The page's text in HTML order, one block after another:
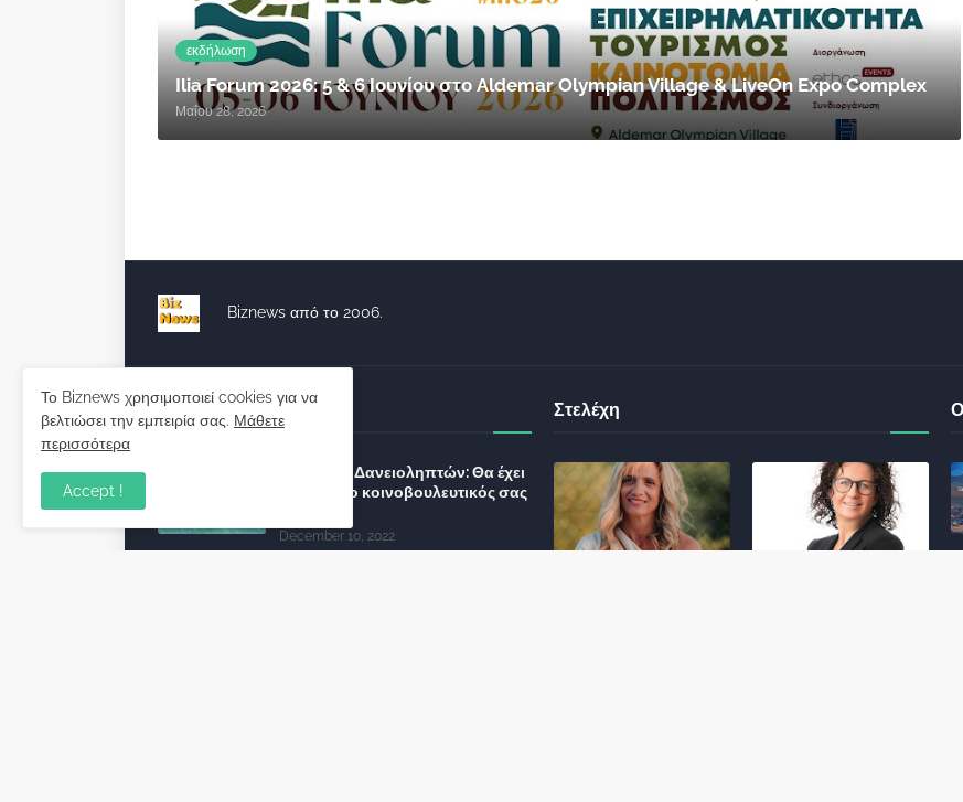
εκδήλωση
Ilia Forum 2026: 5 & 6 Ιουνίου στο Aldemar Olympian Village & LiveOn Expo Complex
Μαΐου 28, 2026
Biznews από το 2006.
Απόψεις
Σύλλογος Δανειοληπτών: Θα έχει
συνέχεια ο κοινοβουλευτικός σας
December 10, 2022
Στελέχη
Το Biznews χρησιμοποιεί cookies για να
βελτιώσει την εμπειρία σας. Μάθετε
περισσότερα
Accept !